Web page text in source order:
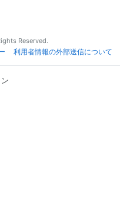
Reserved.
利用者情報の外部送信について